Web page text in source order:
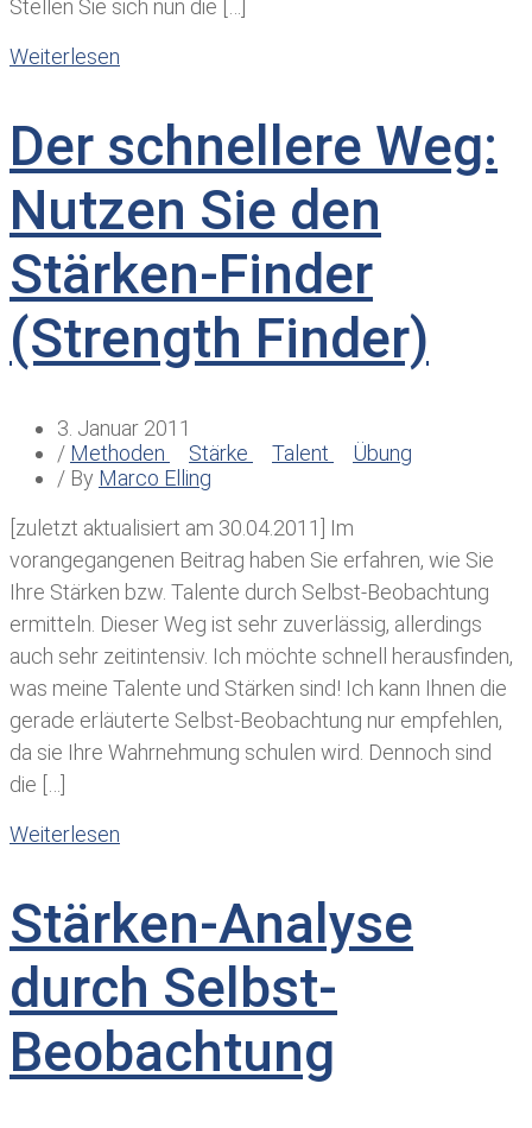
Stellen Sie sich nun die […]
Weiterlesen
Der schnellere Weg:
Nutzen Sie den
Stärken-Finder
(Strength Finder)
3. Januar 2011
/ Methoden Stärke Talent
Übung
/ By Marco Elling
[zuletzt aktualisiert am 30.04.2011] Im
vorangegangenen Beitrag haben Sie erfahren, wie Sie
Ihre Stärken bzw. Talente durch Selbst-Beobachtung
ermitteln. Dieser Weg ist sehr zuverlässig, allerdings
auch sehr zeitintensiv. Ich möchte schnell herausfinden,
was meine Talente und Stärken sind! Ich kann Ihnen die
gerade erläuterte Selbst-Beobachtung nur empfehlen,
da sie Ihre Wahrnehmung schulen wird. Dennoch sind
die […]
Weiterlesen
Stärken-Analyse
durch Selbst-
Beobachtung